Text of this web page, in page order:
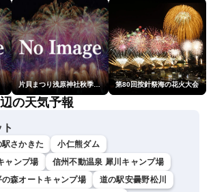
片貝まつり浅原神社秋季例大祭奉納大煙火 第80回按針祭海の花火大会
の天気予報
駅さかきた
小仁熊ダム
ャンプ場
信州不動温泉 犀川キャンプ場
の森オートキャンプ場
道の駅安曇野松川